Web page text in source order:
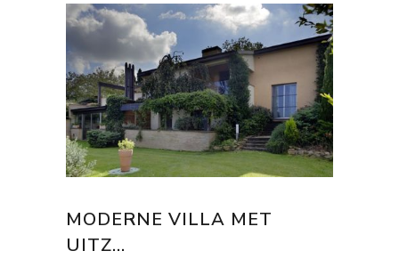
MODERNE VILLA MET
UITZ...